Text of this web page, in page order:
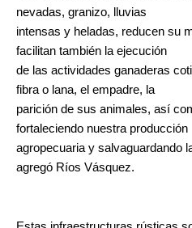
nevadas, granizo, lluvias
intensas y heladas, reducen su
facilitan también la ejecución
de las actividades ganaderas
fibra o lana, el empadre, la
parición de sus animales, así
fortaleciendo nuestra producción
agropecuaria y salvaguardando
agregó Ríos Vásquez.